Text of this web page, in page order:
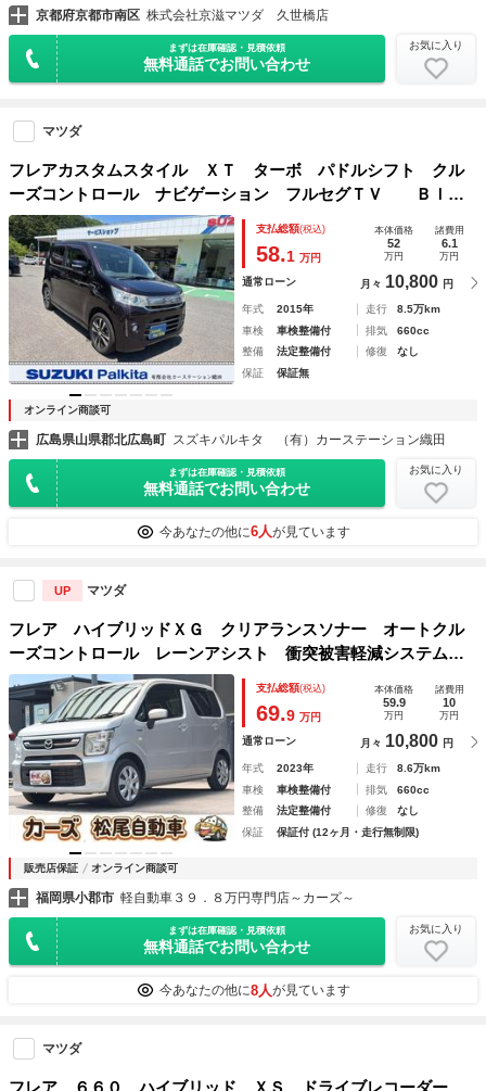
京都府京都市南区 株式会社京滋マツダ 久世橋店
まずは在庫確認・見積依頼
無料通話でお問い合わせ
お気に入り
マツダ
フレアカスタムスタイル ＸＴ ターボ パドルシフト クル
ーズコントロール ナビゲーション フルセグＴＶ Ｂｌｕ
ｅｔｏｏｔｈ バックカメラ ＥＴＣ
支払総額(税込)
58.1 万円
本体価格
52
万円
諸費用
6.1
万円
通常ローン 月々 10,800 円
年式 2015年 走行
8.5万km
車検
車検整備付 排気
660cc
整備
法定整備付 修復
なし
保証
保証無
オンライン商談可
広島県山県郡北広島町 スズキパルキタ （有）カーステーション織田
まずは在庫確認・見積依頼
無料通話でお問い合わせ
お気に入り
今あなたの他に6人が見ています
UP マツダ
フレア ハイブリッドＸＧ クリアランスソナー オートクル
ーズコントロール レーンアシスト 衝突被害軽減システム
オートライト スマートキー アイドリングストップ 電動格
納ミラー シートヒーター ベンチシート ＣＶＴ
支払総額(税込)
69.9 万円
本体価格
59.9
万円
諸費用
10
万円
通常ローン 月々 10,800 円
年式 2023年 走行
8.6万km
車検
車検整備付 排気
660cc
整備
法定整備付 修復
なし
保証
保証付 (12ヶ月・走行無制限)
販売店保証 オンライン商談可
福岡県小郡市 軽自動車３９．８万円専門店～カーズ～
まずは在庫確認・見積依頼
無料通話でお問い合わせ
お気に入り
今あなたの他に8人が見ています
マツダ